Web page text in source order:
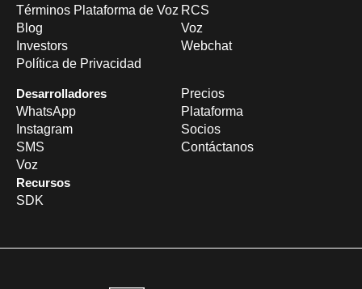
Términos Plataforma de Voz
Blog
Investors
Política de Privacidad
RCS
Voz
Webchat
Desarrolladores
WhatsApp
Instagram
SMS
Voz
Recursos
SDK
Precios
Plataforma
Socios
Contáctanos